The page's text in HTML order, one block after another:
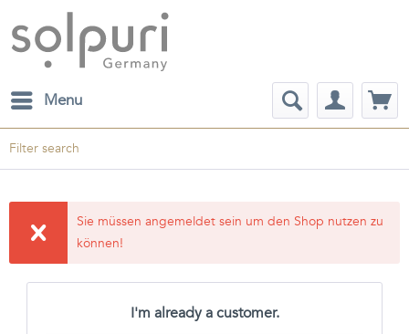
Menu
Filter search
Sie müssen angemeldet sein um den Shop nutzen zu
können!
I'm already a customer.